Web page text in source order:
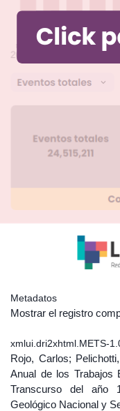
Metadatos
Mostrar el registro
xmlui.dri2xhtml.METS-
Rojo, Carlos;
Anual de los Trabajos
Transcurso del año
Geológico Nacional y